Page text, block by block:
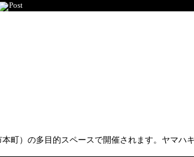
Post
町）の多目的スペースで開催されます。ヤマハ